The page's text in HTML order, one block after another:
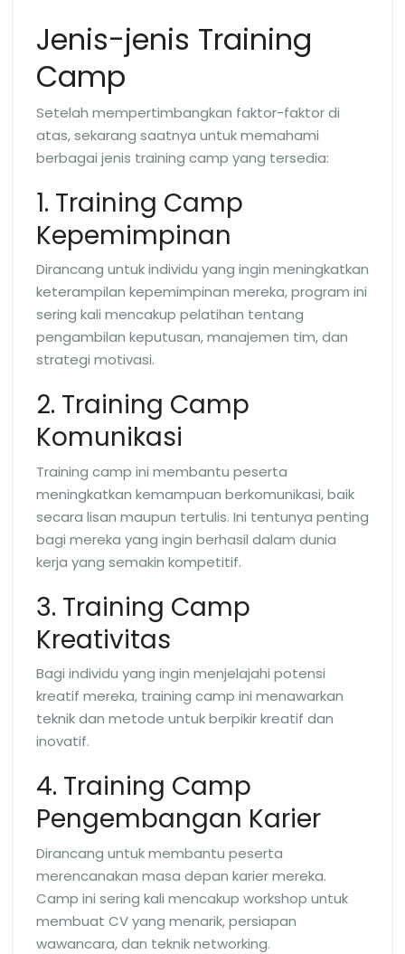
Jenis-jenis Training
Camp
Setelah mempertimbangkan faktor-faktor di
atas, sekarang saatnya untuk memahami
berbagai jenis training camp yang tersedia:
1. Training Camp
Kepemimpinan
Dirancang untuk individu yang ingin meningkatkan
keterampilan kepemimpinan mereka, program ini
sering kali mencakup pelatihan tentang
pengambilan keputusan, manajemen tim, dan
strategi motivasi.
2. Training Camp
Komunikasi
Training camp ini membantu peserta
meningkatkan kemampuan berkomunikasi, baik
secara lisan maupun tertulis. Ini tentunya penting
bagi mereka yang ingin berhasil dalam dunia
kerja yang semakin kompetitif.
3. Training Camp
Kreativitas
Bagi individu yang ingin menjelajahi potensi
kreatif mereka, training camp ini menawarkan
teknik dan metode untuk berpikir kreatif dan
inovatif.
4. Training Camp
Pengembangan Karier
Dirancang untuk membantu peserta
merencanakan masa depan karier mereka.
Camp ini sering kali mencakup workshop untuk
membuat CV yang menarik, persiapan
wawancara, dan teknik networking.